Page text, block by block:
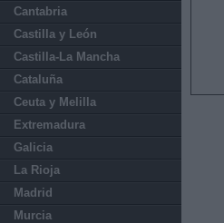
Cantabria
Castilla y León
Castilla-La Mancha
Cataluña
Ceuta y Melilla
Extremadura
Galicia
La Rioja
Madrid
Murcia